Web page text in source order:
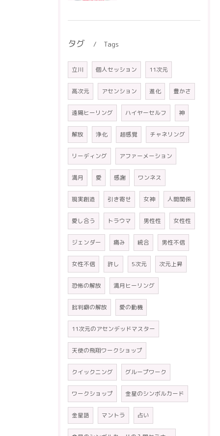
タグ Tags
立川 個人セッション 11次元
高次元 アセンション 進化 豊かさ
遠隔ヒーリング ハイヤーセルフ 神
解放 浄化 超感覚 チャネリング
リーディング アファーメーション
満月 愛 感謝 ワンネス
現実創造 引き寄せ 女神 人間関係
愛し合う トラウマ 男性性 女性性
ジェンダー 痛み 統合 男性不信
女性不信 許し 5次元 次元上昇
恐怖の解放 満月ヒーリング
批判癖の解放 愛の動機
11次元のアセンデッドマスター
天使の飛翔ワークショップ
クイックニング グループワーク
ワークショップ 金星のシンボルカード
金星語 マントラ 占い